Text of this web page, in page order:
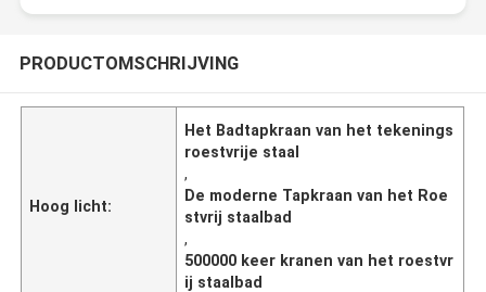
PRODUCTOMSCHRIJVING
Hoog licht:
Het Badtapkraan van het tekenings
roestvrije staal
,
De moderne Tapkraan van het Roe
stvrij staalbad
,
500000 keer kranen van het roestvr
ij staalbad